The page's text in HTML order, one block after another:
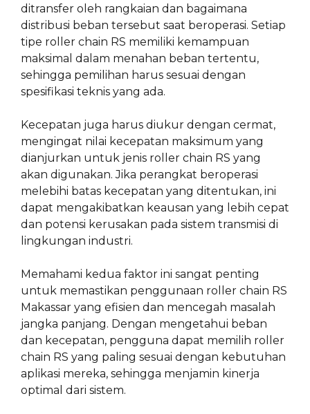
ditransfer oleh rangkaian dan bagaimana
distribusi beban tersebut saat beroperasi. Setiap
tipe roller chain RS memiliki kemampuan
maksimal dalam menahan beban tertentu,
sehingga pemilihan harus sesuai dengan
spesifikasi teknis yang ada.
Kecepatan juga harus diukur dengan cermat,
mengingat nilai kecepatan maksimum yang
dianjurkan untuk jenis roller chain RS yang
akan digunakan. Jika perangkat beroperasi
melebihi batas kecepatan yang ditentukan, ini
dapat mengakibatkan keausan yang lebih cepat
dan potensi kerusakan pada sistem transmisi di
lingkungan industri.
Memahami kedua faktor ini sangat penting
untuk memastikan penggunaan roller chain RS
Makassar yang efisien dan mencegah masalah
jangka panjang. Dengan mengetahui beban
dan kecepatan, pengguna dapat memilih roller
chain RS yang paling sesuai dengan kebutuhan
aplikasi mereka, sehingga menjamin kinerja
optimal dari sistem.